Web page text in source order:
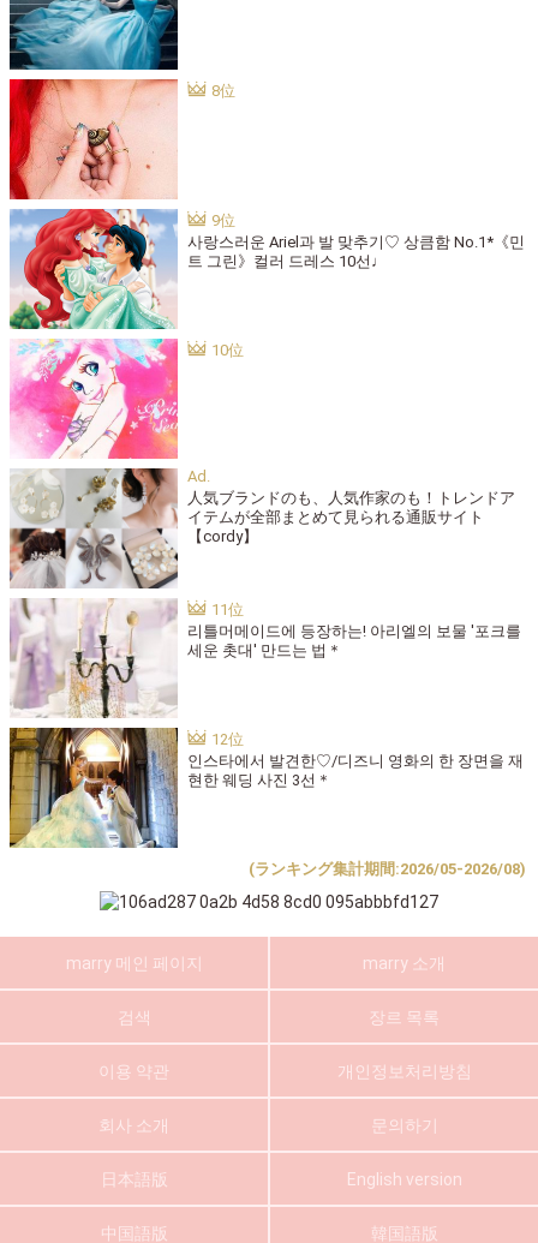
사랑스러운 Ariel과 발 맞추기♡ 상큼함 No.1*《민
트 그린》컬러 드레스 10선♩
人気ブランドのも、人気作家のも！トレンドア
イテムが全部まとめて見られる通販サイト
【cordy】
리틀머메이드에 등장하는! 아리엘의 보물 '포크를
세운 촛대' 만드는 법＊
인스타에서 발견한♡/디즈니 영화의 한 장면을 재
현한 웨딩 사진 3선＊
(ランキング集計期間:2026/05-2026/08)
marry 메인 페이지 marry 소개
검색 장르 목록
이용 약관 개인정보처리방침
회사 소개 문의하기
日本語版 English version
中国語版 韓国語版